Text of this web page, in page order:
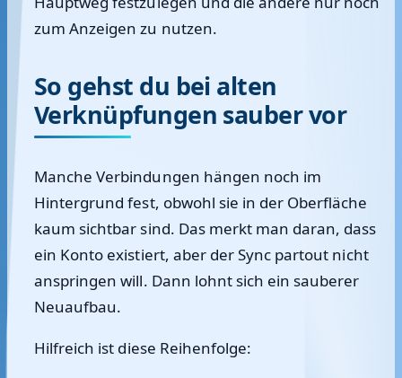
zum Anzeigen zu nutzen.
So gehst du bei alten
Verknüpfungen sauber vor
Manche Verbindungen hängen noch im
Hintergrund fest, obwohl sie in der Oberfläche
kaum sichtbar sind. Das merkt man daran, dass
ein Konto existiert, aber der Sync partout nicht
anspringen will. Dann lohnt sich ein sauberer
Neuaufbau.
Hilfreich ist diese Reihenfolge: